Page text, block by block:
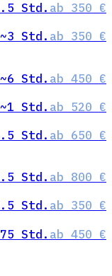
Std. ab 350 €
Std. ab 350 €
Std. ab 450 €
Std. ab 520 €
Std. ab 650 €
Std. ab 800 €
Std. ab 350 €
Std. ab 450 €